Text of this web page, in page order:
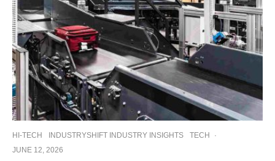
HI-TECH INDUSTRYSHIFT INDUSTRY INSIGHTS TECH
·
JUNE 12, 2026